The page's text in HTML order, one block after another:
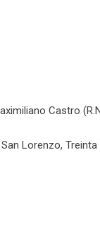
Castro
Lorenzo,